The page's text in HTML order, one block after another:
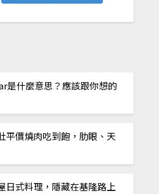
是什麼意思？應該跟你想的
平價燒肉吃到飽，肋眼、天
日式料理，隱藏在基隆路上